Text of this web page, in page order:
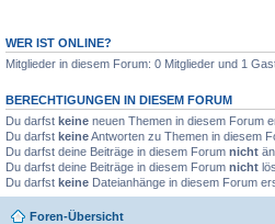
WER IST ONLINE?
Mitglieder in diesem Forum: 0 Mitglieder und 1
BERECHTIGUNGEN IN DIESEM FORUM
Du darfst keine neuen Themen in diesem Forum
Du darfst keineAntworten zu Themen in diesem
Du darfst deine Beiträge in diesem Forum nicht
Du darfst deine Beiträge in diesem Forum nicht
Du darfst keine Dateianhänge in diesem Forum
Foren-Übersicht